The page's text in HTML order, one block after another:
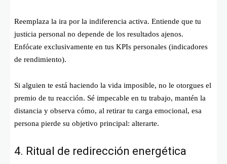
Reemplaza la ira por la indiferencia activa. Entiende que tu
justicia personal no depende de los resultados ajenos.
Enfócate exclusivamente en tus KPIs personales (indicadores
de rendimiento).
Si alguien te está haciendo la vida imposible, no le otorgues el
premio de tu reacción. Sé impecable en tu trabajo, mantén la
distancia y observa cómo, al retirar tu carga emocional, esa
persona pierde su objetivo principal: alterarte.
4. Ritual de redirección energética